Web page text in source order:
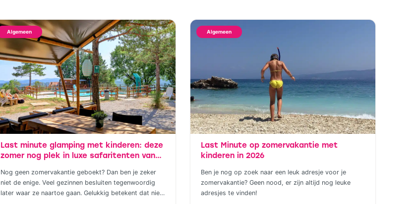
Algemeen
Last minute glamping met kinderen: deze
zomer nog plek in luxe safaritenten van
Nog geen zomervakantie geboekt? Dan ben je zeker
niet de enige. Veel gezinnen besluiten tegenwoordig
later waar ze naartoe gaan. Gelukkig betekent dat niet
Algemeen
Last Minute op zomervakantie met
kinderen in 2026
Ben je nog op zoek naar een leuk adresje voor je
zomervakantie? Geen nood, er zijn altijd nog leuke
adresjes te vinden!